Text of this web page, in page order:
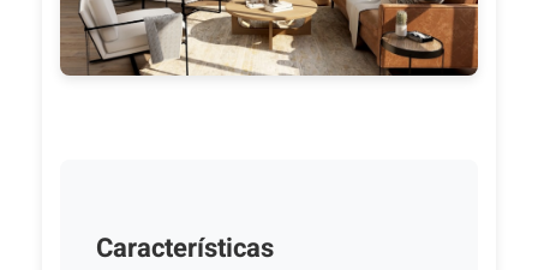
Características